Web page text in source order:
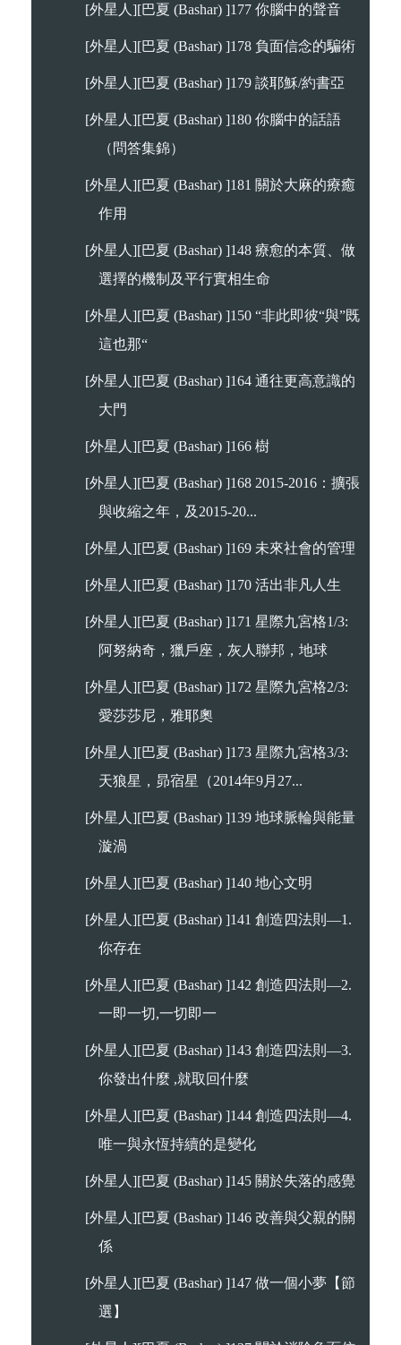
[外星人][巴夏 (Bashar) ]177 你腦中的聲音
[外星人][巴夏 (Bashar) ]178 負面信念的騙術
[外星人][巴夏 (Bashar) ]179 談耶穌/約書亞
[外星人][巴夏 (Bashar) ]180 你腦中的話語
（問答集錦）
[外星人][巴夏 (Bashar) ]181 關於大麻的療癒
作用
[外星人][巴夏 (Bashar) ]148 療愈的本質、做
選擇的機制及平行實相生命
[外星人][巴夏 (Bashar) ]150 “非此即彼“與”既
這也那“
[外星人][巴夏 (Bashar) ]164 通往更高意識的
大門
[外星人][巴夏 (Bashar) ]166 樹
[外星人][巴夏 (Bashar) ]168 2015-2016：擴張
與收縮之年，及2015-20...
[外星人][巴夏 (Bashar) ]169 未來社會的管理
[外星人][巴夏 (Bashar) ]170 活出非凡人生
[外星人][巴夏 (Bashar) ]171 星際九宮格1/3:
阿努納奇，獵戶座，灰人聯邦，地球
[外星人][巴夏 (Bashar) ]172 星際九宮格2/3:
愛莎莎尼，雅耶奧
[外星人][巴夏 (Bashar) ]173 星際九宮格3/3:
天狼星，昴宿星（2014年9月27...
[外星人][巴夏 (Bashar) ]139 地球脈輪與能量
漩渦
[外星人][巴夏 (Bashar) ]140 地心文明
[外星人][巴夏 (Bashar) ]141 創造四法則—1.
你存在
[外星人][巴夏 (Bashar) ]142 創造四法則—2.
一即一切,一切即一
[外星人][巴夏 (Bashar) ]143 創造四法則—3.
你發出什麼 ,就取回什麼
[外星人][巴夏 (Bashar) ]144 創造四法則—4.
唯一與永恆持續的是變化
[外星人][巴夏 (Bashar) ]145 關於失落的感覺
[外星人][巴夏 (Bashar) ]146 改善與父親的關
係
[外星人][巴夏 (Bashar) ]147 做一個小夢【節
選】